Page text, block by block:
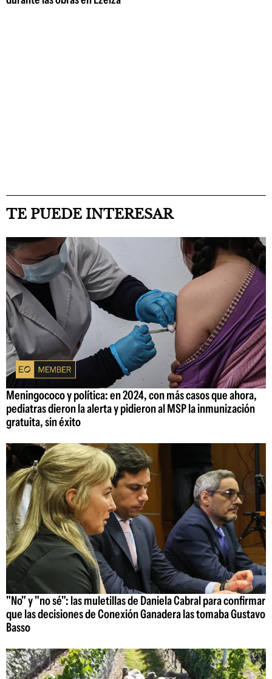
TE PUEDE INTERESAR
Meningococo y política: en 2024, con más casos que ahora,
pediatras dieron la alerta y pidieron al MSP la inmunización
gratuita, sin éxito
"No" y "no sé": las muletillas de Daniela Cabral para confirmar
que las decisiones de Conexión Ganadera las tomaba Gustavo
Basso